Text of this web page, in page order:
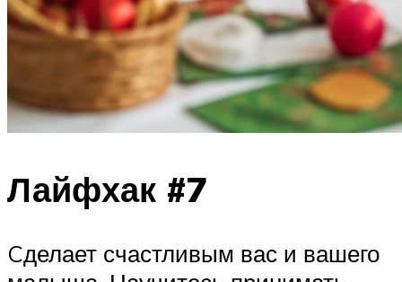
Лайфхак #7
Cделает счастливым вас и вашего